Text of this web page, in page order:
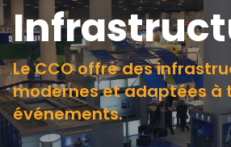
Le CCO offre des
modernes et adaptées à
événements.